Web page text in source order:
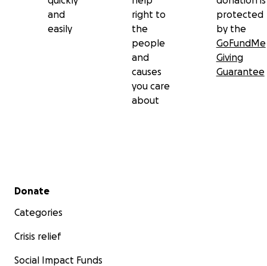
and
easily
right to
the
people
and
causes
you care
about
protected
by the
GoFundMe
Giving
Guarantee
Secondary menu
Donate
Categories
Crisis relief
Social Impact Funds